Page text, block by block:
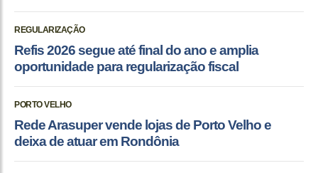
REGULARIZAÇÃO
Refis 2026 segue até final do ano e amplia
oportunidade para regularização fiscal
PORTO VELHO
Rede Arasuper vende lojas de Porto Velho e
deixa de atuar em Rondônia